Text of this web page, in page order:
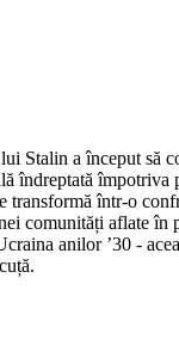
a început să
îndreptată
transformă într-o
comunități aflate
anilor ’30 -